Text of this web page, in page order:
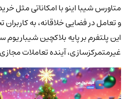
متاورس شیبا اینو با امکاناتی مثل
و تعامل در فضایی خلاقانه، به کاربران
این پلتفرم بر پایه بلاکچین شیباریوم
غیرمتمرکزسازی، آینده تعاملات